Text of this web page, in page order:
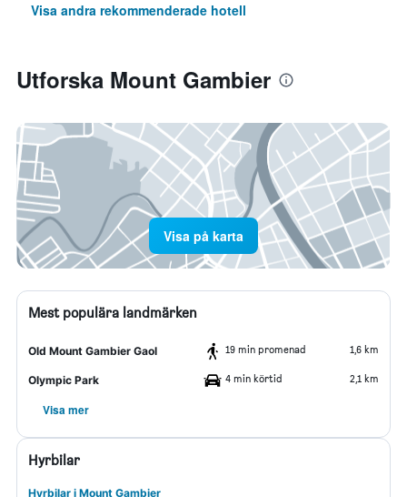
Visa andra rekommenderade hotell
Utforska Mount Gambier
Visa på karta
Mest populära landmärken
Old Mount Gambier Gaol 19 min promenad 1,6 km
Olympic Park 4 min körtid 2,1 km
Visa mer
Hyrbilar
Hyrbilar i Mount Gambier